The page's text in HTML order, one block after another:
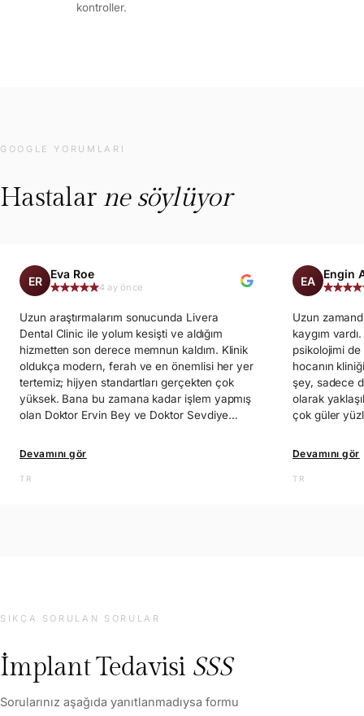
kontroller.
GOOGLE YORUMLARI
Hastalarne söylüyor
ER Eva Roe
4 ay önce
​Uzun araştırmalarım sonucunda Livera
Dental Clinic ile yolum kesişti ve aldığım
hizmetten son derece memnun kaldım. Klinik
oldukça modern, ferah ve en önemlisi her yer
tertemiz; hijyen standartları gerçekten çok
yüksek. Bana bu zamana kadar işlem yapmış
olan Doktor Ervin Bey ve Doktor Sevdiye
aşamada detaylı bilgi vererek beni
rahatlatması tüm çekincelerimi ortadan
kaldırdı. Tedavi sürecim hem çok hızlı hem de
Devamını gör
TR
EA Engin
Uzun
kaygım
psikolojimi
hocanın
şey, sadece
olarak
çok güler
konusunda
Doktorlar ve
gerçekten
Devamını gör
TR
SIKÇA SORULAN SORULAR
İmplant Tedavisi SSS
Sorularınız aşağıda yanıtlanmadıysa formu